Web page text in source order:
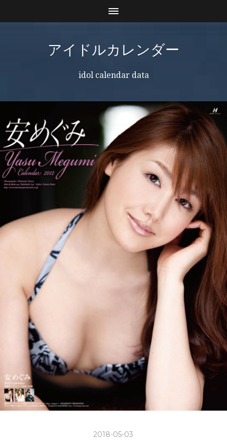
アイドルカレンダー
idol calendar data
2018-05-03